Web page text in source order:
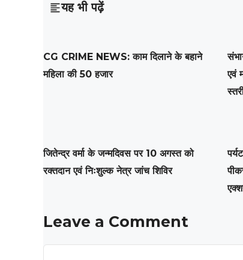
यह भी पढ़ें
CG CRIME NEWS: काम दिलाने के बहाने
महिला की 50 हजार
एवं
जितेन्द्र वर्मा के जन्मदिवस पर 10 अगस्त को
रक्तदान एवं निःशुल्क नेत्र जांच शिविर
Leave a Comment